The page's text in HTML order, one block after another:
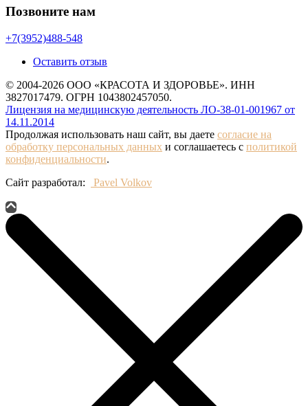
Позвоните нам
+7(3952)488-548
Оставить отзыв
© 2004-2026 ООО «КРАСОТА И ЗДОРОВЬЕ». ИНН
3827017479. ОГРН 1043802457050.
Лицензия на медицинскую деятельность ЛО-38-01-001967 от
14.11.2014
Продолжая использовать наш сайт, вы даете согласие на
обработку персональных данных и соглашаетесь с политикой
конфиденциальности.
Сайт разработал:
Pavel Volkov